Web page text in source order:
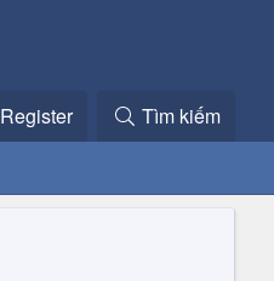
Register Tìm kiếm